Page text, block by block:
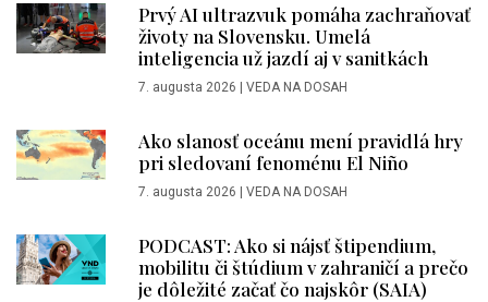
Prvý AI ultrazvuk pomáha zachraňovať
životy na Slovensku. Umelá
inteligencia už jazdí aj v sanitkách
7. augusta 2026 | VEDA NA DOSAH
Ako slanosť oceánu mení pravidlá hry
pri sledovaní fenoménu El Niño
7. augusta 2026 | VEDA NA DOSAH
PODCAST: Ako si nájsť štipendium,
mobilitu či štúdium v zahraničí a prečo
je dôležité začať čo najskôr (SAIA)